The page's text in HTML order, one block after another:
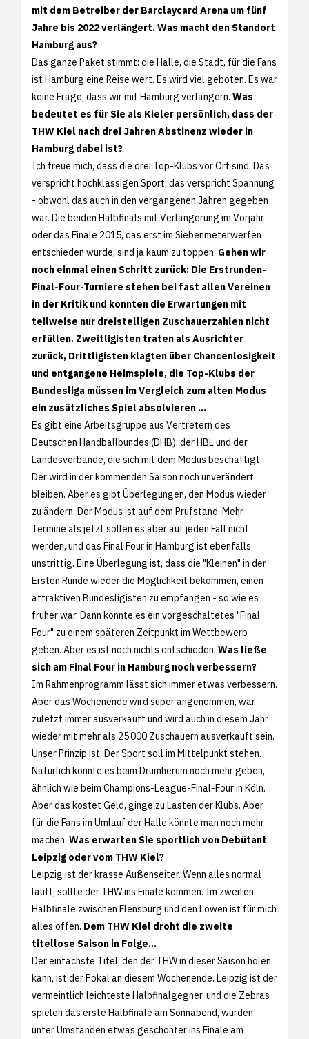
mit dem Betreiber der Barclaycard Arena um fünf
Jahre bis 2022 verlängert. Was macht den Standort
Hamburg aus?
Das ganze Paket stimmt: die Halle, die Stadt, für die Fans
ist Hamburg eine Reise wert. Es wird viel geboten. Es war
keine Frage, dass wir mit Hamburg verlängern. Was
bedeutet es für Sie als Kieler persönlich, dass der
THW Kiel nach drei Jahren Abstinenz wieder in
Hamburg dabei ist?
Ich freue mich, dass die drei Top-Klubs vor Ort sind. Das
verspricht hochklassigen Sport, das verspricht Spannung
- obwohl das auch in den vergangenen Jahren gegeben
war. Die beiden Halbfinals mit Verlängerung im Vorjahr
oder das Finale 2015, das erst im Siebenmeterwerfen
entschieden wurde, sind ja kaum zu toppen. Gehen wir
noch einmal einen Schritt zurück: Die Erstrunden-
Final-Four-Turniere stehen bei fast allen Vereinen
in der Kritik und konnten die Erwartungen mit
teilweise nur dreistelligen Zuschauerzahlen nicht
erfüllen. Zweitligisten traten als Ausrichter
zurück, Drittligisten klagten über Chancenlosigkeit
und entgangene Heimspiele, die Top-Klubs der
Bundesliga müssen im Vergleich zum alten Modus
ein zusätzliches Spiel absolvieren ...
Es gibt eine Arbeitsgruppe aus Vertretern des
Deutschen Handballbundes (DHB), der HBL und der
Landesverbände, die sich mit dem Modus beschäftigt.
Der wird in der kommenden Saison noch unverändert
bleiben. Aber es gibt Überlegungen, den Modus wieder
zu ändern. Der Modus ist auf dem Prüfstand: Mehr
Termine als jetzt sollen es aber auf jeden Fall nicht
werden, und das Final Four in Hamburg ist ebenfalls
unstrittig. Eine Überlegung ist, dass die "Kleinen" in der
Ersten Runde wieder die Möglichkeit bekommen, einen
attraktiven Bundesligisten zu empfangen - so wie es
früher war. Dann könnte es ein vorgeschaltetes "Final
Four" zu einem späteren Zeitpunkt im Wettbewerb
geben. Aber es ist noch nichts entschieden. Was ließe
sich am Final Four in Hamburg noch verbessern?
Im Rahmenprogramm lässt sich immer etwas verbessern.
Aber das Wochenende wird super angenommen, war
zuletzt immer ausverkauft und wird auch in diesem Jahr
wieder mit mehr als 25 000 Zuschauern ausverkauft sein.
Unser Prinzip ist: Der Sport soll im Mittelpunkt stehen.
Natürlich könnte es beim Drumherum noch mehr geben,
ähnlich wie beim Champions-League-Final-Four in Köln.
Aber das kostet Geld, ginge zu Lasten der Klubs. Aber
für die Fans im Umlauf der Halle könnte man noch mehr
machen. Was erwarten Sie sportlich von Debütant
Leipzig oder vom THW Kiel?
Leipzig ist der krasse Außenseiter. Wenn alles normal
läuft, sollte der THW ins Finale kommen. Im zweiten
Halbfinale zwischen Flensburg und den Löwen ist für mich
alles offen. Dem THW Kiel droht die zweite
titellose Saison in Folge...
Der einfachste Titel, den der THW in dieser Saison holen
kann, ist der Pokal an diesem Wochenende. Leipzig ist der
vermeintlich leichteste Halbfinalgegner, und die Zebras
spielen das erste Halbfinale am Sonnabend, würden
unter Umständen etwas geschonter ins Finale am